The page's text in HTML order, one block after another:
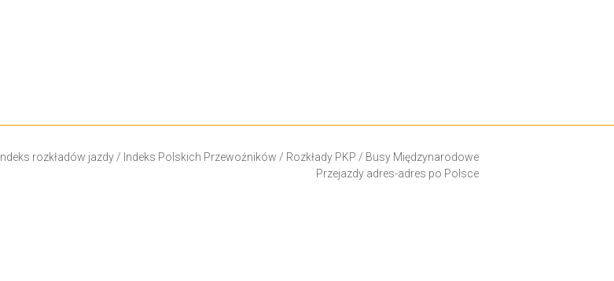
Indeks rozkładów jazdy/ Indeks Polskich Przewoźników / Rozkłady PKP / Busy Międzynarodowe
Przejazdy adres-adres po Polsce